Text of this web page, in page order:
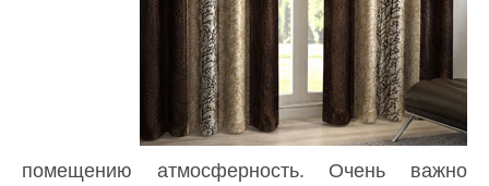
помещению атмосферность. Очень важно